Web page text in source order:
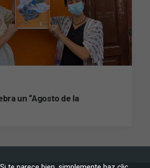
un “Agosto de la
Estas
son